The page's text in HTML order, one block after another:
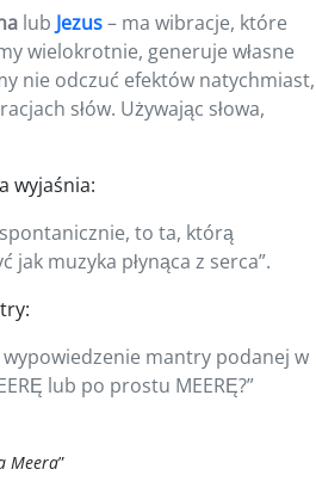
lub Jezus– ma wibracje, które
wielokrotnie, generuje własne
nie odczuć efektów natychmiast,
słów. Używając słowa,
wyjaśnia:
to ta, którą
muzyka płynąca z serca”.
mantry podanej w
lub po prostu MEERĘ?”
Meera”